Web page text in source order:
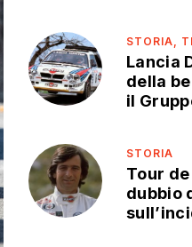
STORIA,
Lancia
della
il
STORIA
Tour de
dubbio